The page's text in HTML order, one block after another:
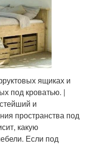
ящиках и
под кроватью. |
и
пространства под
какую
Если под